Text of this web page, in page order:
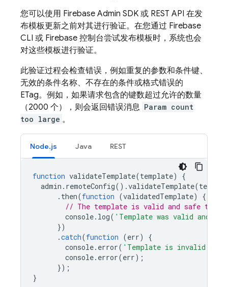
您可以使用 Firebase Admin SDK 或 REST API 在发
布模板更新之前对其进行验证。在您通过 Firebase
CLI 或 Firebase 控制台尝试发布模板时，系统也会
对这些模板进行验证。
此验证过程会检查错误，例如重复的参数和条件键、
无效的条件名称、不存在的条件或格式错误的
ETag。例如，如果请求包含的键数超过允许的数量
（2000 个），则会返回错误消息 Param count
too large 。
Node.js Java REST
function validateTemplate(template)
{
admin . remoteConfig().validateTemplate(
. then(function (validatedTemplate)
{
// The template is valid and safe to
console. log( 'Template was valid and
})
.catch(function (err)
{
console. error( 'Template is invalid and
console. error(err);
});
}